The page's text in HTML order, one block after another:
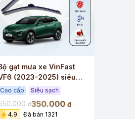
gạt mưa xe VinFast
(2023-2025) siêu
siêu êm
Cao cấp Siêu sạch
đ350.000 đ
4.9
Đã bán 1321